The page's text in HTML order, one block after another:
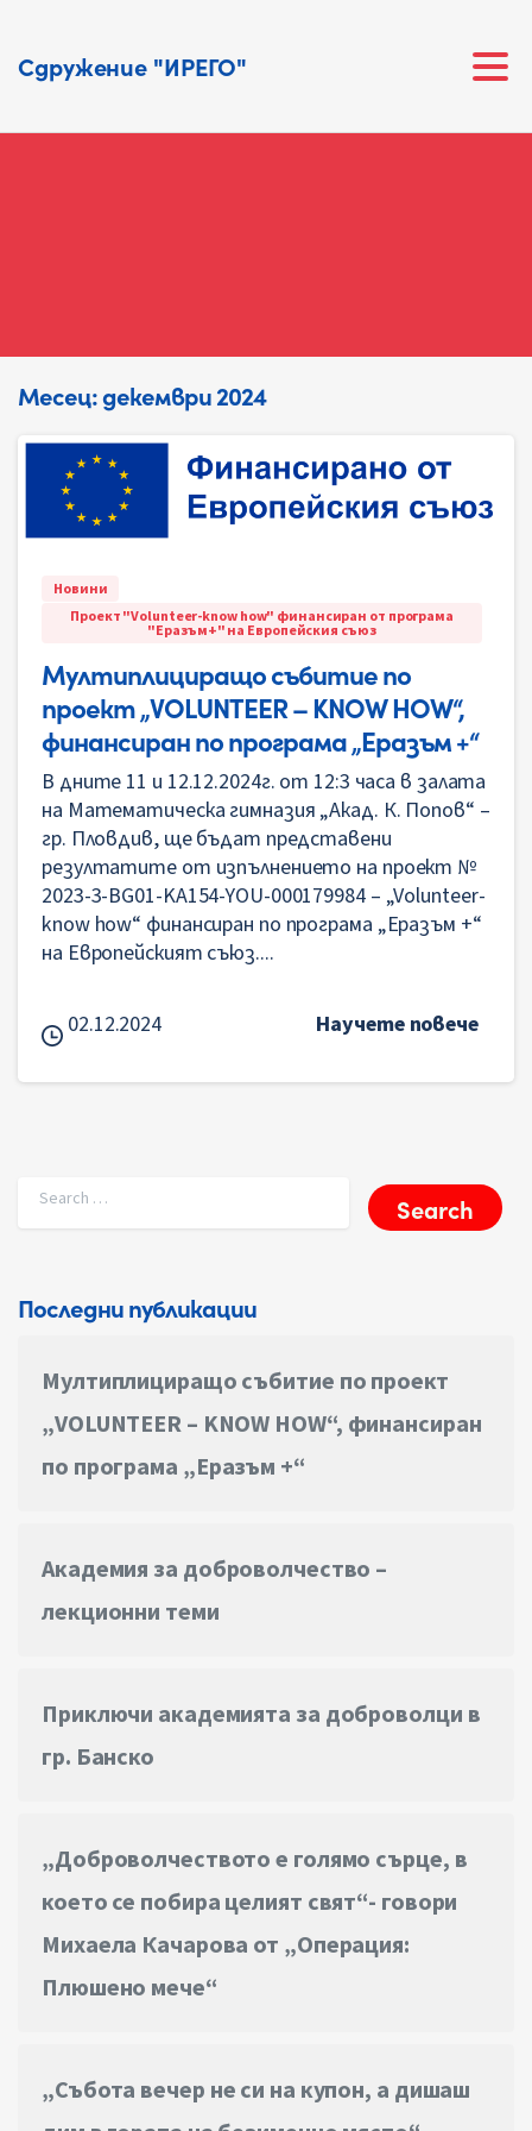
Сдружение "ИРЕГО"
Месец:декември 2024
Новини
Проект "Volunteer-know how" финансиран от програма
"Еразъм+" на Европейския съюз
Мултиплициращо събитие по
проект „VOLUNTEER – KNOW HOW“,
финансиран по програма „Еразъм +“
В дните 11 и 12.12.2024г. от 12:3 часа в залата
на Математическа гимназия „Акад. К. Попов“ –
гр. Пловдив, ще бъдат представени
резултатите от изпълнението на проект №
2023-3-BG01-KA154-YOU-000179984 – „Volunteer-
know how“ финансиран по програма „Еразъм +“
на Европейският съюз....
02.12.2024 Научете повече
Search for:
Последни публикации
Мултиплициращо събитие по проект
„VOLUNTEER – KNOW HOW“, финансиран
по програма „Еразъм +“
Академия за доброволчество –
лекционни теми
Приключи академията за доброволци в
гр. Банско
„Доброволчеството е голямо сърце, в
което се побира целият свят“- говори
Михаела Качарова от „Операция:
Плюшено мече“
„Събота вечер не си на купон, а дишаш